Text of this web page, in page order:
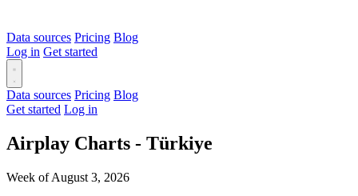
Data sources Pricing Blog
Log in Get started
Data sources Pricing Blog
Get started Log in
Airplay Charts - Türkiye
Week of August 3, 2026